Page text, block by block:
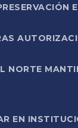
NORTE
EN